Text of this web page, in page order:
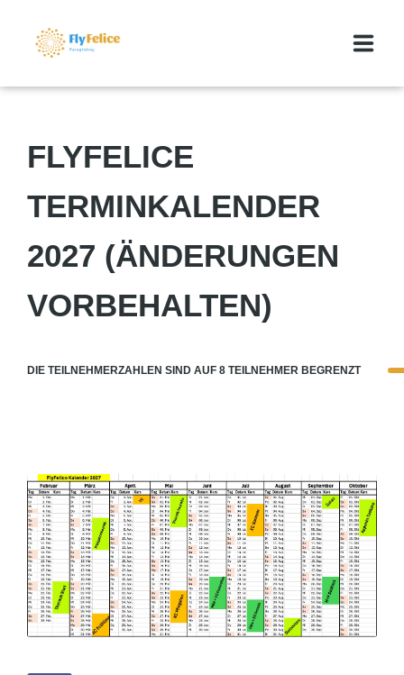
MEDIA
ÜBER UNS
KONTAKT
FLYFELICE
TERMINKALENDER
2027 (ÄNDERUNGEN
VORBEHALTEN)
DIE TEILNEHMERZAHLEN SIND AUF 8 TEILNEHMER BEGRENZT